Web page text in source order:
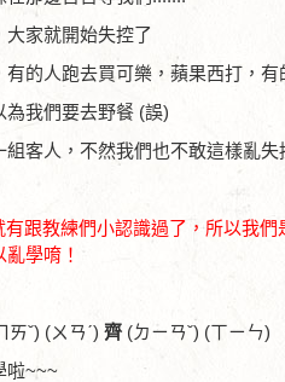
大家就開始失控了
的人跑去買可樂，蘋果西打，
我們要去野餐 (誤)
客人，不然我們也不敢這樣亂失
跟教練們小認識過了，所以我
學唷！
ㄞˇ) (ㄨㄢˊ)齊 (ㄉㄧㄢˇ) (ㄒㄧㄣ)
啦~~~